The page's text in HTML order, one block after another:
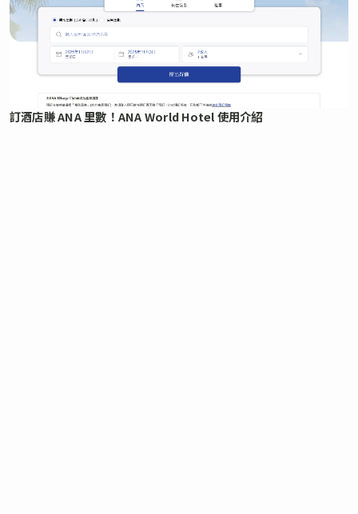
訂酒店賺 ANA 里數！ANA World Hotel 使用介紹